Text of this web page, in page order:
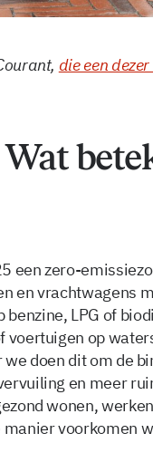
die een
een zero-
en vrachtwagens
LPG of
op
doen dit om de
en meer
wonen,
voorkomen